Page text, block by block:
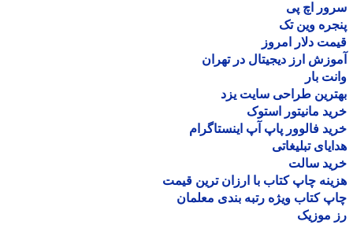
اچ پی
وین تک
دلار امروز
ارز دیجیتال در تهران
بار
طراحی سایت یزد
مانیتور استوک
فالوور پاپ آپ اینستاگرام
تبلیغاتی
سالت
چاپ کتاب با ارزان ترین قیمت
کتاب ویژه رتبه بندی معلمان
موزیک